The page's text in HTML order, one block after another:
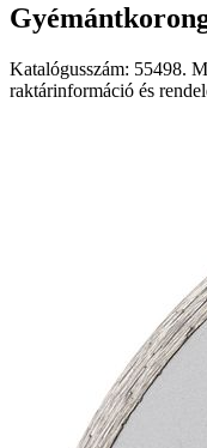
Katalógusszám: 55498.
raktárinformáció és